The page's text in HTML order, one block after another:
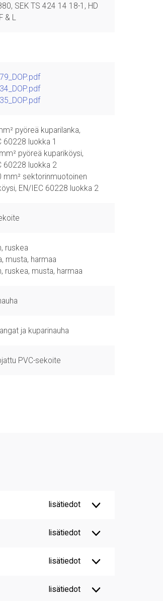
SEK TS 424 14 18-1, HD
& L
pyöreä kuparilanka,
60228 luokka 1
pyöreä kupariköysi,
60228 luokka 2
mm² sektorinmuotoinen
EN/IEC 60228 luokka 2
ruskea
musta, harmaa
ruskea, musta, harmaa
ja kuparinauha
PVC-sekoite
lisätiedot
lisätiedot
lisätiedot
lisätiedot